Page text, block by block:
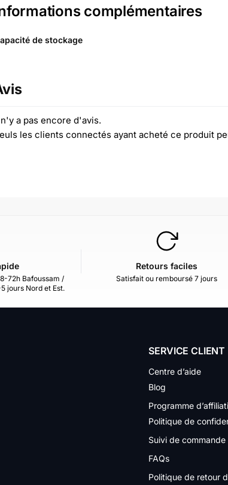
complémentaires
de stockage
a pas encore d'avis.
les clients connectés ayant acheté ce produit
72h Bafoussam /
jours Nord et Est.
Retours faciles
Satisfait ou remboursé 7 jours
SERVICE CLIENT
Centre d’aide
Blog
Programme
Politique de
Suivi de commande
FAQs
Politique de retour